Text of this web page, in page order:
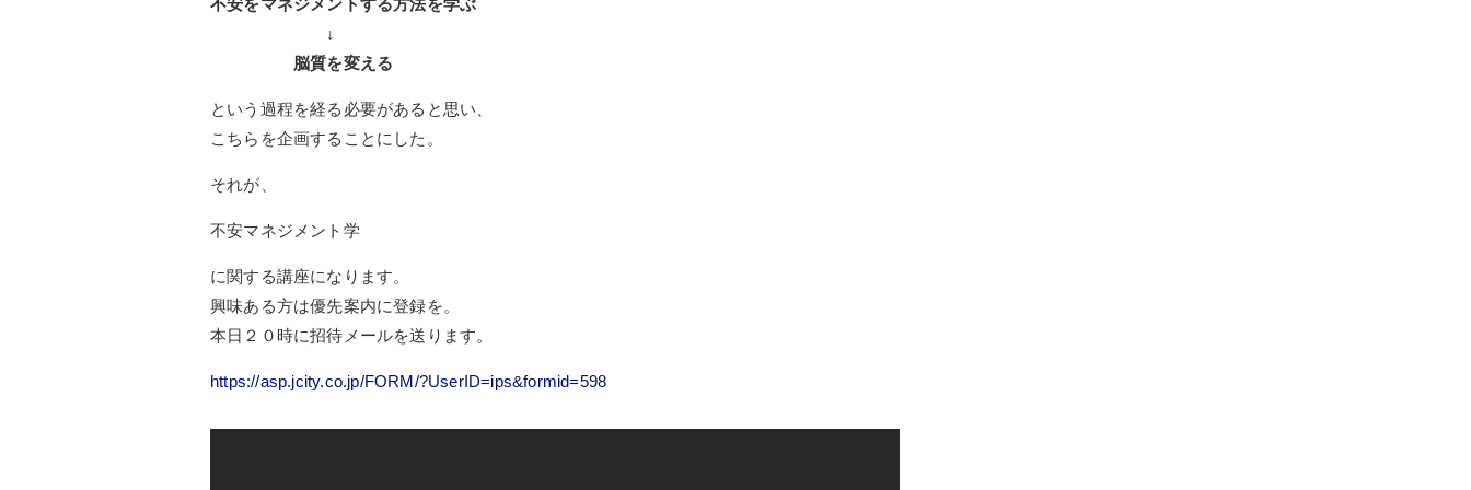
不安をマネジメントする方法を学ぶ
↓
脳質を変える
という過程を経る必要があると思い、
こちらを企画することにした。
それが、
不安マネジメント学
に関する講座になります。
興味ある方は優先案内に登録を。
本日２０時に招待メールを送ります。
https://asp.jcity.co.jp/FORM/?UserID=ips&formid=598